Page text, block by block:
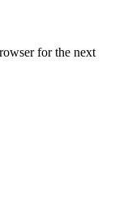
for the next